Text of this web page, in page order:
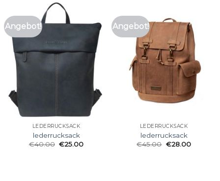
Angebot!
LEDERRUCKSACK
lederrucksack
€40.00 €25.00
Angebot!
LEDERRUCKSACK
lederrucksack
€45.00 €28.00